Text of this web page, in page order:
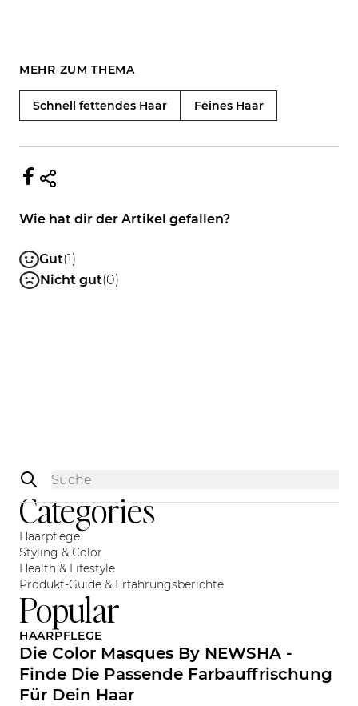
Sidebar
Categories
Haarpflege
Styling & Color
Health & Lifestyle
Produkt-Guide & Erfahrungsberichte
Popular
HAARPFLEGE
Die Color Masques By NEWSHA -
Finde Die Passende Farbauffrischung
Für Dein Haar
MEHR ZUM THEMA
Schnell fettendes Haar Feines Haar
Wie hat dir der Artikel gefallen?
Gut(1)
Nicht gut(0)